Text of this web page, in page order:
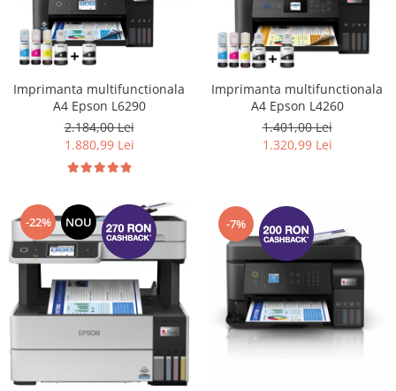
Imprimanta multifunctionala
A4 Epson L6290
2.184,00 Lei
1.880,99 Lei
Imprimanta multifunctionala
A4 Epson L4260
1.401,00 Lei
1.320,99 Lei
-22% NOU -7%